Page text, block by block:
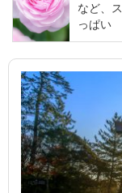
など、
っぱい